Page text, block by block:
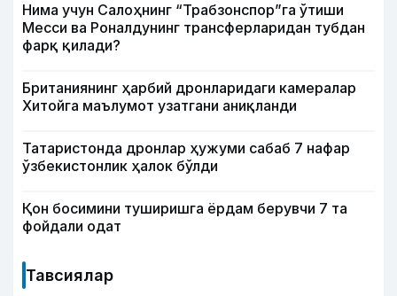
Нима учун Салоҳнинг “Трабзонспор”га ўтиши
Месси ва Роналдунинг трансферларидан тубдан
фарқ қилади?
Британиянинг ҳарбий дронларидаги камералар
Хитойга маълумот узатгани аниқланди
Татаристонда дронлар ҳужуми сабаб 7 нафар
ўзбекистонлик ҳалок бўлди
Қон босимини туширишга ёрдам берувчи 7 та
фойдали одат
Тавсиялар